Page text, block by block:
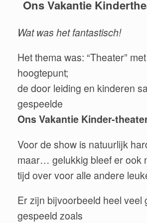
Ons Vakantie
Wat was het fantastisch!
Het thema was: “Theater”
hoogtepunt;
de door leiding en kinderen
gespeelde
Ons Vakantie Kinder-
Voor de show is natuurlijk
maar… gelukkig bleef er ook
tijd over voor alle andere
Er zijn bijvoorbeeld heel veel
gespeeld zoals